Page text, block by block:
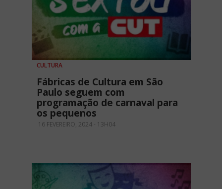
CULTURA
Fábricas de Cultura em São
Paulo seguem com
programação de carnaval para
os pequenos
16 FEVEREIRO, 2024 - 13H04